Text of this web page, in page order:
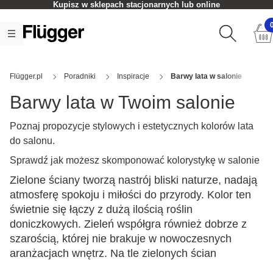
Kupisz w sklepach stacjonarnych lub online
Flügger.pl Poradniki Inspiracje Barwy lata w salonie
Barwy lata w Twoim salonie
Poznaj propozycje stylowych i estetycznych kolorów lata
do salonu.
Sprawdź jak możesz skomponować kolorystykę w salonie
Zielone ściany tworzą nastrój bliski naturze, nadają
atmosferę spokoju i miłości do przyrody. Kolor ten
świetnie się łączy z dużą ilością roślin
doniczkowych. Zieleń współgra również dobrze z
szarością, której nie brakuje w nowoczesnych
aranżacjach wnętrz. Na tle zielonych ścian